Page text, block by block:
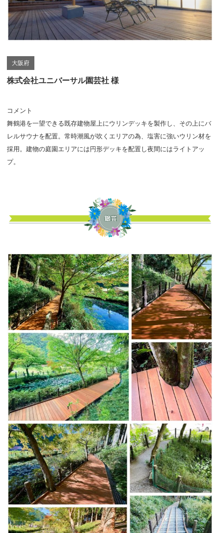
大阪府
株式会社ユニバーサル園芸社 様
コメント
舞鶴港を一望できる既存建物屋上にウリンデッキを製作し、その上にバ
レルサウナを配置。常時潮風が吹くエリアの為、塩害に強いウリン材を
採用。建物の庭園エリアには円形デッキを配置し夜間にはライトアッ
プ。